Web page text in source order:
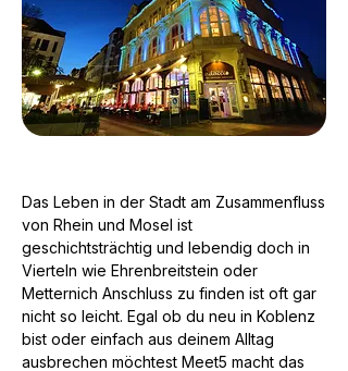
Das Leben in der Stadt am Zusammenfluss
von Rhein und Mosel ist
geschichtsträchtig und lebendig doch in
Vierteln wie Ehrenbreitstein oder
Metternich Anschluss zu finden ist oft gar
nicht so leicht. Egal ob du neu in Koblenz
bist oder einfach aus deinem Alltag
ausbrechen möchtest Meet5 macht das